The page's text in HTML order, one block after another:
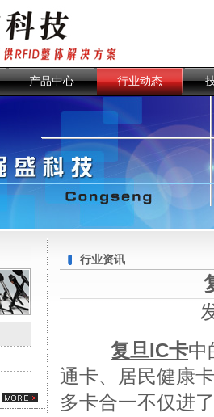
产品中心 行业动态
行业资讯
复旦IC卡中
通卡、居民健康
多卡合一不仅进